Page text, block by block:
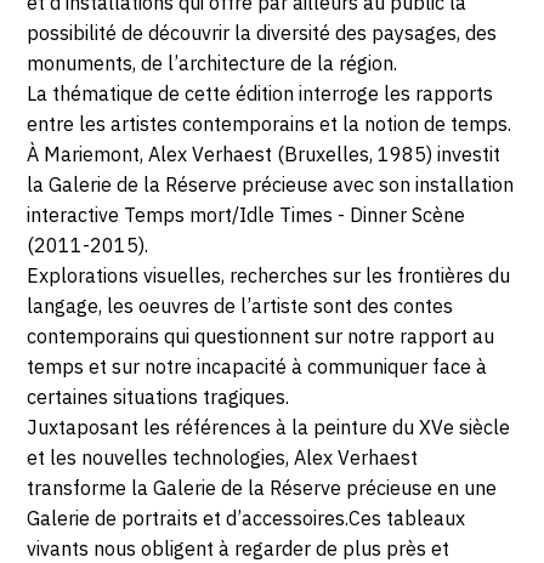
SEPTEMBRE
2019
Morlanwelz
possibilité de découvrir la diversité des paysages, des
monuments, de l’architecture de la région.
La thématique de cette édition interroge les rapports
entre les artistes contemporains et la notion de temps.
À Mariemont, Alex Verhaest (Bruxelles, 1985) investit
la Galerie de la Réserve précieuse avec son installation
interactive Temps mort/Idle Times - Dinner Scène
(2011-2015).
Explorations visuelles, recherches sur les frontières du
langage, les oeuvres de l’artiste sont des contes
contemporains qui questionnent sur notre rapport au
temps et sur notre incapacité à communiquer face à
certaines situations tragiques.
Juxtaposant les références à la peinture du XVe siècle
et les nouvelles technologies, Alex Verhaest
transforme la Galerie de la Réserve précieuse en une
Galerie de portraits et d’accessoires.Ces tableaux
vivants nous obligent à regarder de plus près et